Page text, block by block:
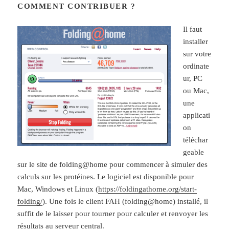
COMMENT CONTRIBUER ?
Il faut
installer
sur votre
ordinate
ur, PC
ou Mac,
une
applicati
on
téléchar
geable
sur le site de folding@home pour commencer à simuler des
calculs sur les protéines. Le logiciel est disponible pour
Mac, Windows et Linux (https://foldingathome.org/start-
folding/). Une fois le client FAH (folding@home) installé, il
suffit de le laisser pour tourner pour calculer et renvoyer les
résultats au serveur central.